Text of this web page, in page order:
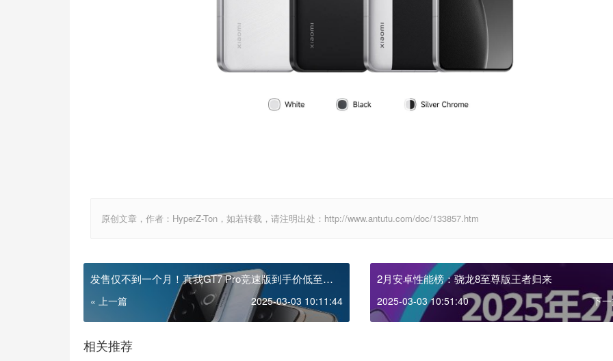
原创文章，作者：HyperZ-Ton，如若转载，请注明出处：http://www.antutu.com/doc/133857.htm
发售仅不到一个月！真我GT7 Pro竞速版到手价低至
2465元起
« 上一篇 2025-03-03 10:11:44
2月安卓性能榜：骁龙8至尊版王者归来
2025-03-03 10:51:40 下
相关推荐